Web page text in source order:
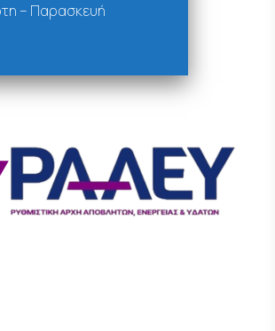
– Παρασκευή